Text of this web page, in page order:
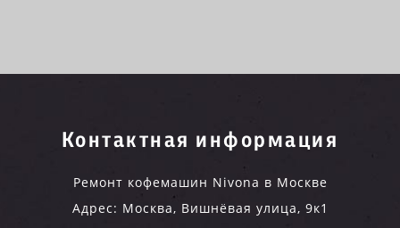
Контактная информация
Ремонт кофемашин Nivona в Москве
Адрес: Москва, Вишнёвая улица, 9к1